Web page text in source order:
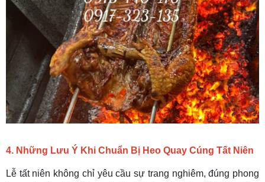
4. Những Lưu Ý Khi Chuẩn Bị Heo Quay Cúng Tất Niên
Lễ tất niên không chỉ yêu cầu sự trang nghiêm, đúng phong